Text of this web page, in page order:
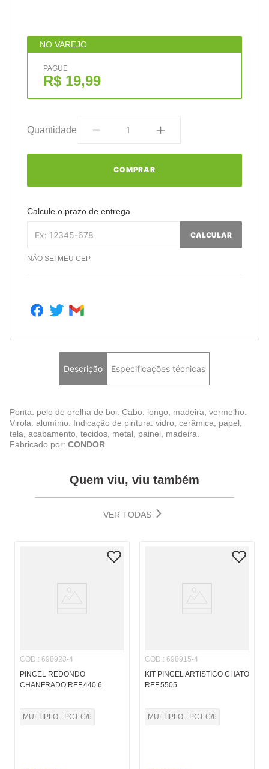
NO VAREJO
PAGUE
R$ 19,99
Quantidade
COMPRAR
Calcule o prazo de entrega
CALCULAR
NÃO SEI MEU CEP
Descrição Especificações técnicas
Ponta: pelo de orelha de boi. Cabo: longo, madeira, vermelho.
Virola: alumínio. Indicação de pintura: vidro, cerâmica, papel,
tela, acabamento, tecidos, metal, painel, madeira.
Fabricado por: CONDOR
Quem viu, viu também
VER TODAS
COD.: 698923-4
PINCEL REDONDO
CHANFRADO REF.440 6
MULTIPLO - PCT C/6
COD.: 698915-4
KIT PINCEL ARTISTICO CHATO
REF.5505
MULTIPLO - PCT C/6